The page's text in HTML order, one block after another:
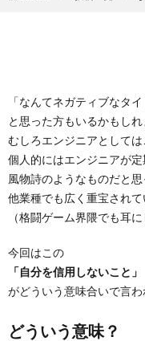
「なんてネガティブなタ
と思った方もいるかもしれ
むしろエンジニアとしては
個人的にはエンジニアが
風物詩のようなものだと思
他業種でも広く重宝されて
（格闘ゲーム界隈でも耳
今回はこの
「自分を信用しないこと」
がどういう意味合いで言わ
どういう意味？